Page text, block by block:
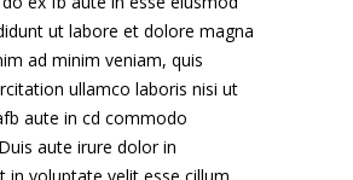
ut labore et dolore magna
ad minim veniam, quis
ullamco laboris nisi ut
aute in cd commodo
aute irure dolor in